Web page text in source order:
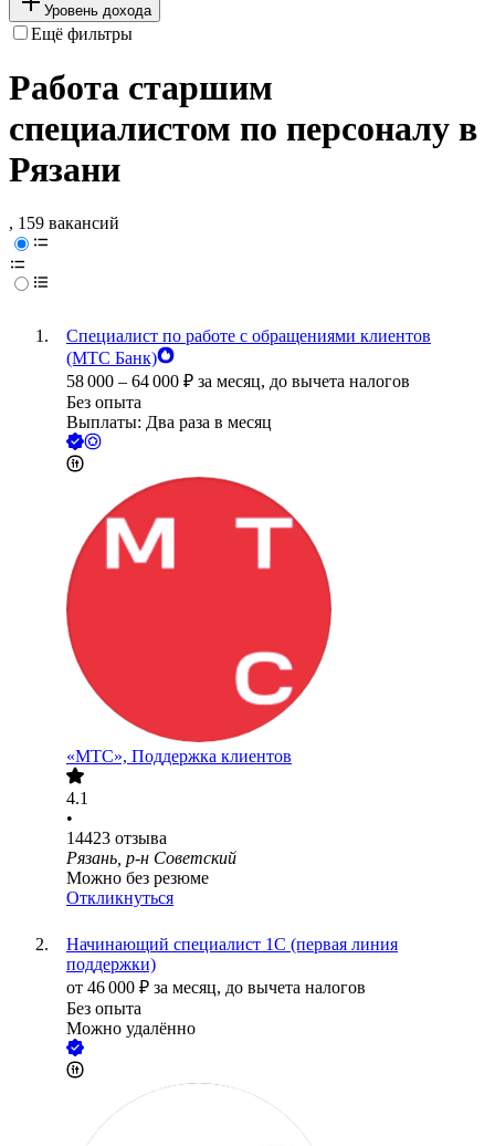
Уровень дохода
Ещё фильтры
Работа старшим
специалистом по персоналу в
Рязани
, 159 вакансий
Специалист по работе с обращениями клиентов
(МТС Банк)
58 000 – 64 000 ₽ за месяц, до вычета налогов
Без опыта
Выплаты: Два раза в месяц
«МТС», Поддержка клиентов
4.1
•
14423 отзыва
Рязань, р-н Советский
Можно без резюме
Откликнуться
Начинающий специалист 1С (первая линия
поддержки)
от 46 000 ₽ за месяц, до вычета налогов
Без опыта
Можно удалённо